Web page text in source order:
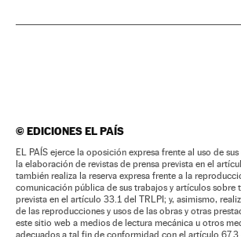
©EDICIONES EL PAÍS
EL PAÍS ejerce la oposición expresa frente al uso de
la elaboración de revistas de prensa prevista en el
también realiza la reserva expresa frente a la
comunicación pública de sus trabajos y artículos sobre
prevista en el artículo 33.1 del TRLPI; y, asimismo,
de las reproducciones y usos de las obras y otras
este sitio web a medios de lectura mecánica u otros
adecuados a tal fin de conformidad con el artículo 67.3